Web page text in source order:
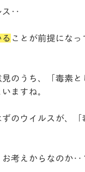
ス‥
ことが前提にな
のうち、「毒素
ますね。
のウイルスが、
お考えからなのか‥